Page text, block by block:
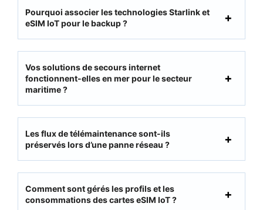
Pourquoi associer les technologies Starlink et
eSIM IoT pour le backup ?
Vos solutions de secours internet
fonctionnent-elles en mer pour le secteur
maritime ?
Les flux de télémaintenance sont-ils
préservés lors d’une panne réseau ?
Comment sont gérés les profils et les
consommations des cartes eSIM IoT ?